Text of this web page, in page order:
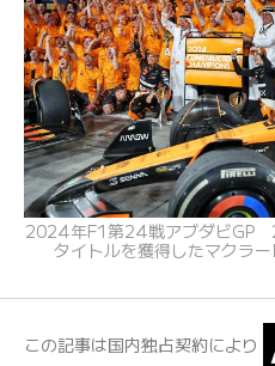
2024年F1第24戦アブダビGP
タイトルを獲得したマクラ
この記事は国内独占契約により